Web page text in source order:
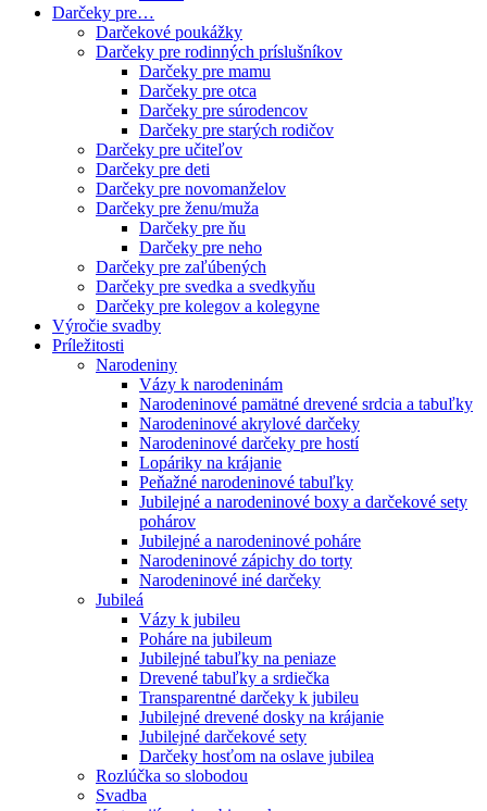
Darčeky pre…
Darčekové poukážky
Darčeky pre rodinných príslušníkov
Darčeky pre mamu
Darčeky pre otca
Darčeky pre súrodencov
Darčeky pre starých rodičov
Darčeky pre učiteľov
Darčeky pre deti
Darčeky pre novomanželov
Darčeky pre ženu/muža
Darčeky pre ňu
Darčeky pre neho
Darčeky pre zaľúbených
Darčeky pre svedka a svedkyňu
Darčeky pre kolegov a kolegyne
Výročie svadby
Príležitosti
Narodeniny
Vázy k narodeninám
Narodeninové pamätné drevené srdcia a tabuľky
Narodeninové akrylové darčeky
Narodeninové darčeky pre hostí
Lopáriky na krájanie
Peňažné narodeninové tabuľky
Jubilejné a narodeninové boxy a darčekové sety
pohárov
Jubilejné a narodeninové poháre
Narodeninové zápichy do torty
Narodeninové iné darčeky
Jubileá
Vázy k jubileu
Poháre na jubileum
Jubilejné tabuľky na peniaze
Drevené tabuľky a srdiečka
Transparentné darčeky k jubileu
Jubilejné drevené dosky na krájanie
Jubilejné darčekové sety
Darčeky hosťom na oslave jubilea
Rozlúčka so slobodou
Svadba